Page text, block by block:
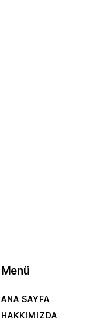
Menü
ANA SAYFA
HAKKIMIZDA